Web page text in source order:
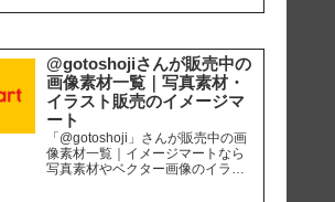
@gotoshojiさんが販売中の
画像素材一覧｜写真素材・
イラスト販売のイメージマ
ート
「@gotoshoji」さんが販売中の画
像素材一覧｜イメージマートなら
写真素材やベクター画像のイラス